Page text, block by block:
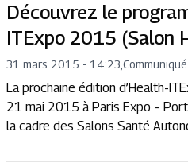
Découvrez le
ITExpo 2015 (Salon
31 mars 2015 - 14:23 Communiqué
La prochaine édition d’Health-
21 mai 2015 à Paris Expo –
la cadre des Salons Santé